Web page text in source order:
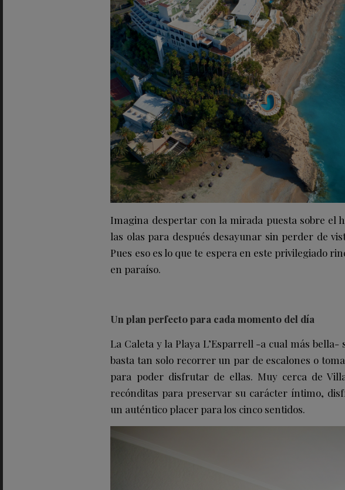
Imagina despertar con la mirada puesta sobre el
las olas para después desayunar sin perder de
Pues eso es lo que te espera en este privilegiado
en paraíso.
Un plan perfecto para cada momento del día
La Caleta y la Playa L’Esparrell -a cual más
basta tan solo recorrer un par de escalones o
para poder disfrutar de ellas. Muy cerca de
recónditas para preservar su carácter íntimo,
un auténtico placer para los cinco sentidos.